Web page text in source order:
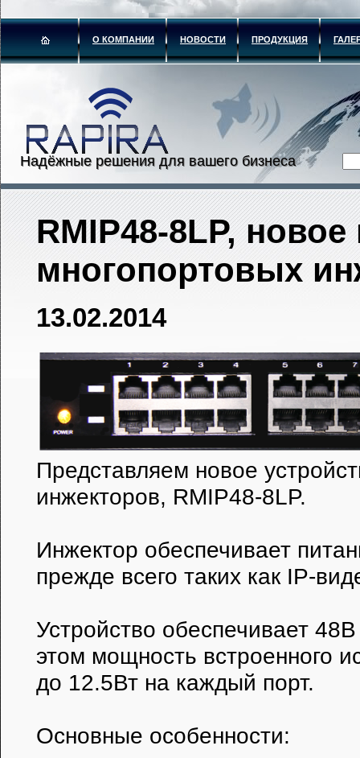
О КОМПАНИИ НОВОСТИ ПРОДУКЦИЯ
Надёжные решения для вашего бизнеса
RMIP48-8LP,
многопортовых
13.02.2014
Представляем новое
инжекторов, RMIP48-8LP.
Инжектор обеспечивает
прежде всего таких как IP-
Устройство обеспечивает
этом мощность встроенного
до 12.5Вт на каждый порт.
Основные особенности: